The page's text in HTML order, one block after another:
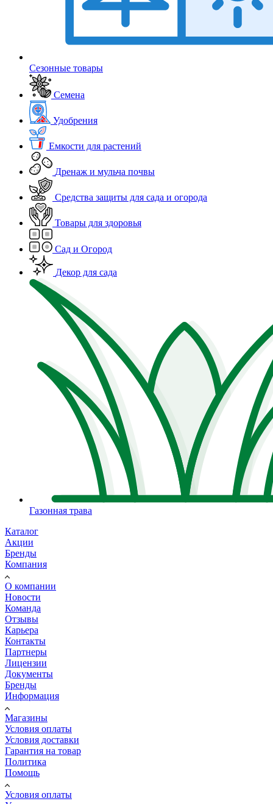
Сезонные товары
Семена
Удобрения
Емкости для растений
Дренаж и мульча почвы
Средства защиты для сада и огорода
Товары для здоровья
Сад и Огород
Декор для сада
Газонная трава
Каталог
Акции
Бренды
Компания
О компании
Новости
Команда
Отзывы
Карьера
Контакты
Партнеры
Лицензии
Документы
Бренды
Информация
Магазины
Условия оплаты
Условия доставки
Гарантия на товар
Политика
Помощь
Условия оплаты